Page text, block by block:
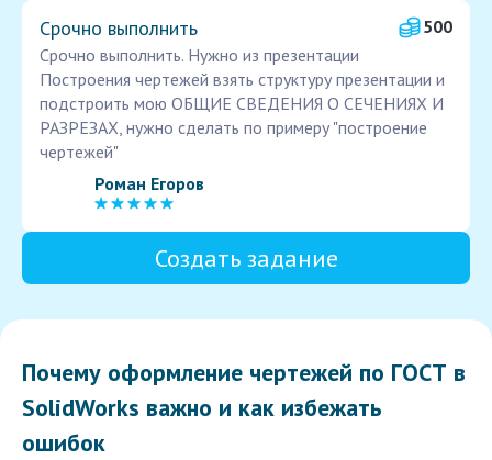
Срочно выполнить
500
Срочно выполнить. Нужно из презентации
Построения чертежей взять структуру презентации и
подстроить мою ОБЩИЕ СВЕДЕНИЯ О СЕЧЕНИЯХ И
РАЗРЕЗАХ, нужно сделать по примеру "построение
чертежей"
Роман Егоров
Создать задание
Почему оформление чертежей по ГОСТ в
SolidWorks важно и как избежать
ошибок